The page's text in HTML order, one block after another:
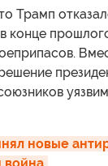
Трамп
конце
новые